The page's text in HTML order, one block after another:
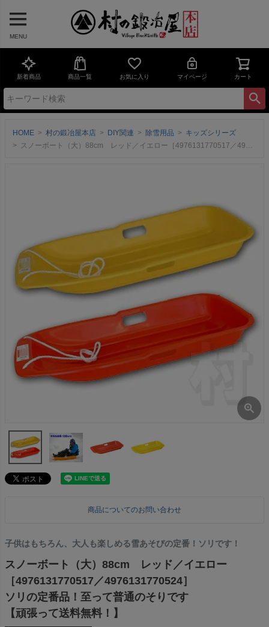
MENU
新着商品 商品一覧 お気に入り マイページ カート
HOME 村の鍛冶屋本店 DIY関連 除雪用品
キッズシリーズ
スノーボート（大）88cm レッド／イエロー［4976131770517／4976131770524］ソリの定番品！至って普通のそりです【頑張って送料無料！】
商品についてのお問い合わせ
子供はもちろん、大人も楽しめる雪あそびの定番！ソリです！
スノーボート（大）88cm レッド／イエロー
［4976131770517／4976131770524］
ソリの定番品！至って普通のそりです
【頑張って送料無料！】